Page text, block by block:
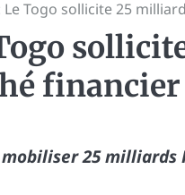
Le Togo sollicite 25
25 milliards